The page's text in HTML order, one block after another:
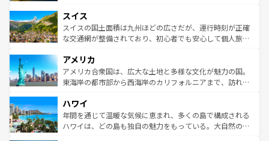
れる地方に足を運ぶとそれぞれで全く異なる文化を体験で
きるだろう。 なお、新着のフランス情報はコンテンツ一覧
を参照してほしい。
は、お酒好きな人にはぜひ体験してほしい。 なお、新着の
ドイツ情報はコンテンツ一覧を参照してほしい。
リアごとに異なる魅力がある。また、優雅なアフタヌーン
ティー、ビール好きにはたまらない英国パブ、サッカー観
戦など、本場だからこそできる体験も豊富。イギリスを旅
ンツ一覧を参照してほしい。
スイス
スイスの国土面積は九州ほどの広さだが、運行時刻が正確
な交通網が整備されており、初心者でも安心して個人旅行
の建物がそのまま残る町や、スイスならではのユニークな
博物館もあり、アルプス観光だけでなく町歩きも満喫する
ことができる。国民の所得が高いため物価も高いが、旅行
ば市内交通費無料で観光を楽しむこともできる。 なお、新
着のスイス情報はコンテンツ一覧 を参照してほしい。
アメリカ
アメリカ合衆国は、広大な土地と多様な文化が魅力の国。
東海岸の都市部から西海岸のカリフォルニアまで、訪れる
のような巨大都市は、観光、ショッピング、エンターテイ
ンメントが詰まった刺激的なスポットだ。一方、アメリカ
西部には大自然が広がり、グランドキャニオンやイエロー
ハワイ
年間を通じて温暖な気候に恵まれ、多くの島で構成される
ハワイは、どの島も独自の魅力をもっている。大自然の神